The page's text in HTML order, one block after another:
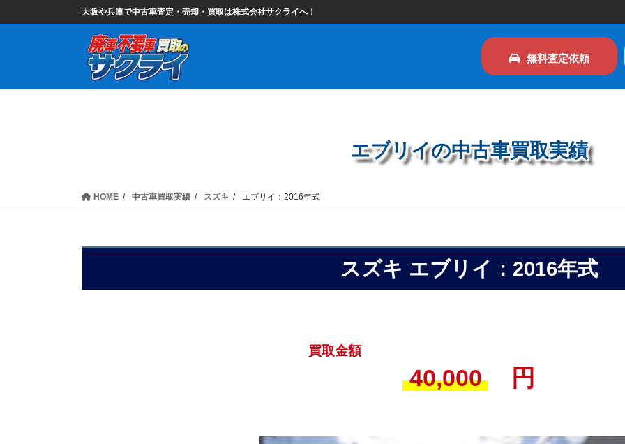
ン
に
ビ
ョ
大阪や兵庫で中古車査定・売却・買取は株式会社サクライへ！
無料査定依頼
エブリイの中古車買取実績
HOME 中古車買取実績 スズキ エブリイ：2016年式
スズキ エブリイ： 2016年式
買取金額
40,000 円